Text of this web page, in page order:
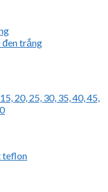
20, 25, 30, 35, 40, 45,